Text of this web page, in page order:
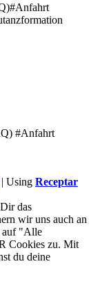
#Anfahrt
| Using Receptar
das
wir uns auch an
auf "Alle
Cookies zu. Mit
du deine